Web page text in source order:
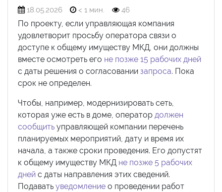
18.05.2026 < 1 мин. 46
По проекту, если управляющая компания
удовлетворит просьбу оператора связи о
доступе к общему имуществу МКД, они должны
вместе осмотреть его не позже 15 рабочих дней
с даты решения о согласовании запроса. Пока
срок не определен.
Чтобы, например, модернизировать сеть,
которая уже есть в доме, оператор должен
сообщить управляющей компании перечень
планируемых мероприятий, дату и время их
начала, а также сроки проведения. Его допустят
к общему имуществу МКД не позже 5 рабочих
дней с даты направления этих сведений.
Подавать уведомление о проведении работ